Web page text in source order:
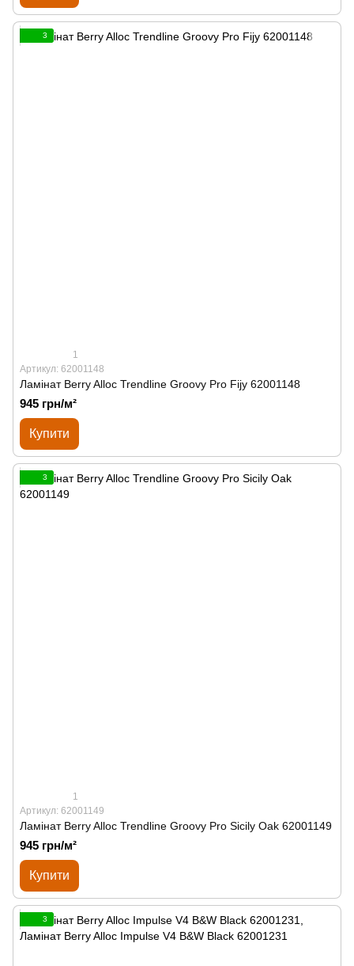
3
1
Артикул: 62001148
Ламінат Berry Alloc Trendline Groovy Pro Fijy 62001148
945 грн/м²
Купити
3
1
Артикул: 62001149
Ламінат Berry Alloc Trendline Groovy Pro Sicily Oak 62001149
945 грн/м²
Купити
3